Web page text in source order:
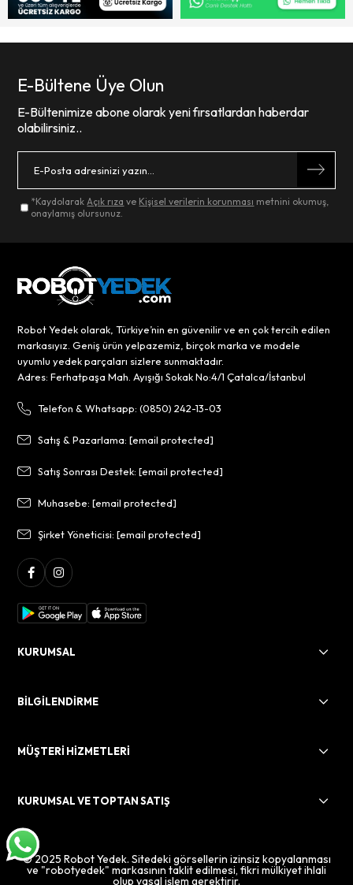
E-Bültene Üye Olun
E-Bültenimize abone olarak yeni fırsatlardan haberdar
olabilirsiniz..
*KaydolarakAçık rıza ve Kişisel verilerin korunması metnini okumuş,
onaylamış olursunuz.
Robot Yedek olarak, Türkiye’nin en güvenilir ve en çok tercih edilen
markasıyız. Geniş ürün yelpazemiz, birçok marka ve modele
uyumlu yedek parçaları sizlere sunmaktadır.
Adres: Ferhatpaşa Mah. Ayışığı Sokak No:4/1 Çatalca/İstanbul
Telefon & Whatsapp: (0850) 242-13-03
Satış & Pazarlama:[email protected]
Satış Sonrası Destek:[email protected]
Muhasebe:[email protected]
Şirket Yöneticisi:[email protected]
KURUMSAL
BİLGİLENDİRME
MÜŞTERİ HİZMETLERİ
KURUMSAL VE TOPTAN SATIŞ
© 2025 Robot Yedek. Sitedeki görsellerin izinsiz kopyalanması
ve "robotyedek" markasının taklit edilmesi, fikri mülkiyet ihlali
olup yasal işlem gerektirir.